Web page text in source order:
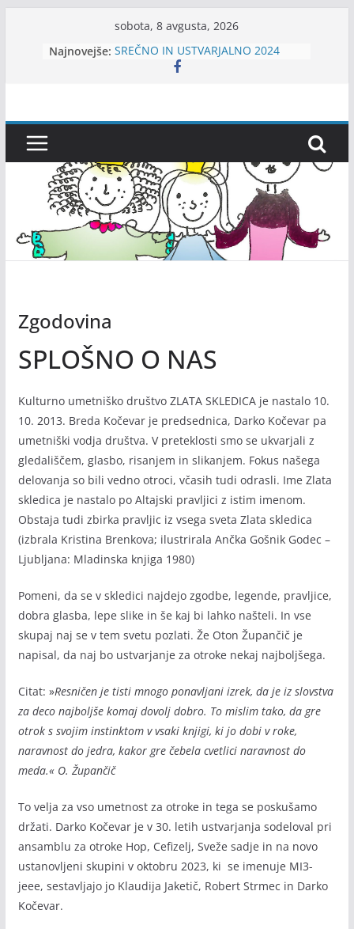
sobota, 8 avgusta, 2026
Najnovejše: SREČNO IN USTVARJALNO 2024
Kamišibaj In BArve pod
Zgodovina
SPLOŠNO O NAS
Kulturno umetniško društvo ZLATA SKLEDICA je nastalo 10.
10. 2013. Breda Kočevar je predsednica, Darko Kočevar pa
umetniški vodja društva. V preteklosti smo se ukvarjali z
gledališčem, glasbo, risanjem in slikanjem. Fokus našega
delovanja so bili vedno otroci, včasih tudi odrasli. Ime Zlata
skledica je nastalo po Altajski pravljici z istim imenom.
Obstaja tudi zbirka pravljic iz vsega sveta Zlata skledica
(izbrala Kristina Brenkova; ilustrirala Ančka Gošnik Godec –
Ljubljana: Mladinska knjiga 1980)
Pomeni, da se v skledici najdejo zgodbe, legende, pravljice,
dobra glasba, lepe slike in še kaj bi lahko našteli. In vse
skupaj naj se v tem svetu pozlati. Že Oton Župančič je
napisal, da naj bo ustvarjanje za otroke nekaj najboljšega.
Citat: »Resničen je tisti mnogo ponavljani izrek, da je iz slovstva
za deco najboljše komaj dovolj dobro. To mislim tako, da gre
otrok s svojim instinktom v vsaki knjigi, ki jo dobi v roke,
naravnost do jedra, kakor gre čebela cvetlici naravnost do
meda.« O. Župančič
To velja za vso umetnost za otroke in tega se poskušamo
držati. Darko Kočevar je v 30. letih ustvarjanja sodeloval pri
ansamblu za otroke Hop, Cefizelj, Sveže sadje in na novo
ustanovljeni skupini v oktobru 2023, ki se imenuje MI3-
jeee, sestavljajo jo Klaudija Jaketič, Robert Strmec in Darko
Kočevar.